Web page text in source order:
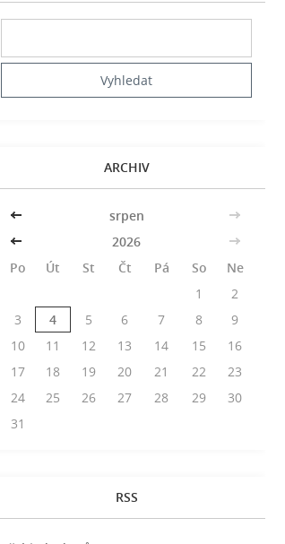
ARCHIV
<< srpen
>>
<<
2026
>>
Po
Út St Čt Pá So
Ne
1
2
3
4 5 6 7 8
9
10
11 12 13 14 15
16
17
18 19 20 21 22
23
24
25 26 27 28 29
30
31
RSS